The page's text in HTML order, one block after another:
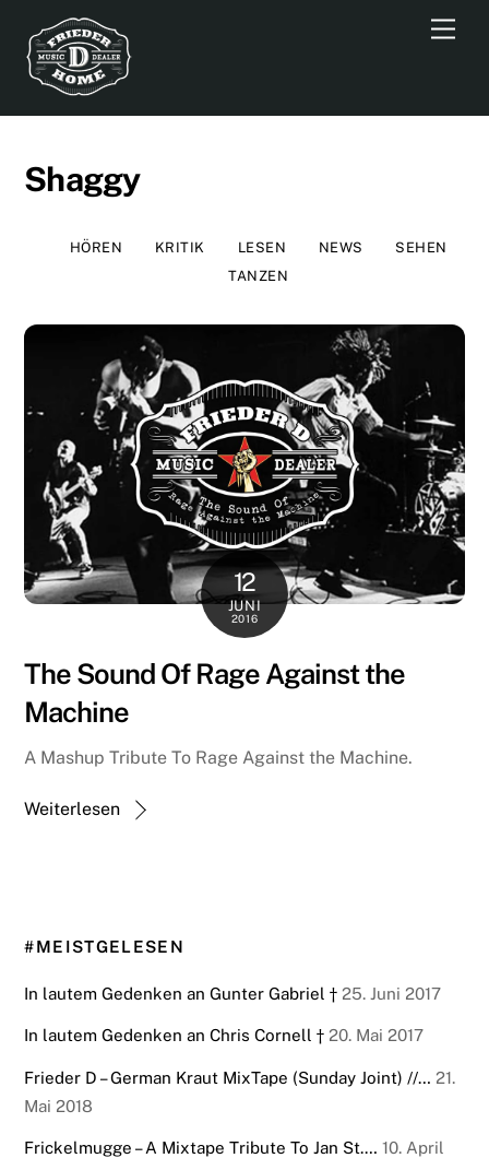
content
Shaggy
HÖREN KRITIK LESEN NEWS
SEHEN
TANZEN
12
JUNI
2016
The Sound Of Rage Against the
Machine
A Mashup Tribute To Rage Against the Machine.
Weiterlesen
#MEISTGELESEN
In lautem Gedenken an Gunter Gabriel † 25. Juni 2017
In lautem Gedenken an Chris Cornell † 20. Mai 2017
Frieder D – German Kraut MixTape (Sunday Joint) //… 21.
Mai 2018
Frickelmugge – A Mixtape Tribute To Jan St.… 10. April